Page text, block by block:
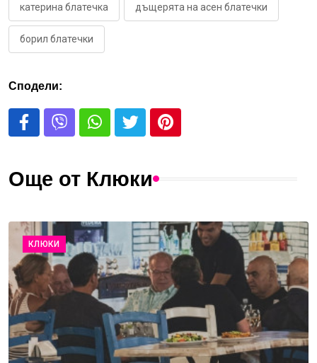
катерина блатечка дъщерята на асен блатечки
борил блатечки
Сподели:
Още от Клюки
КЛЮКИ